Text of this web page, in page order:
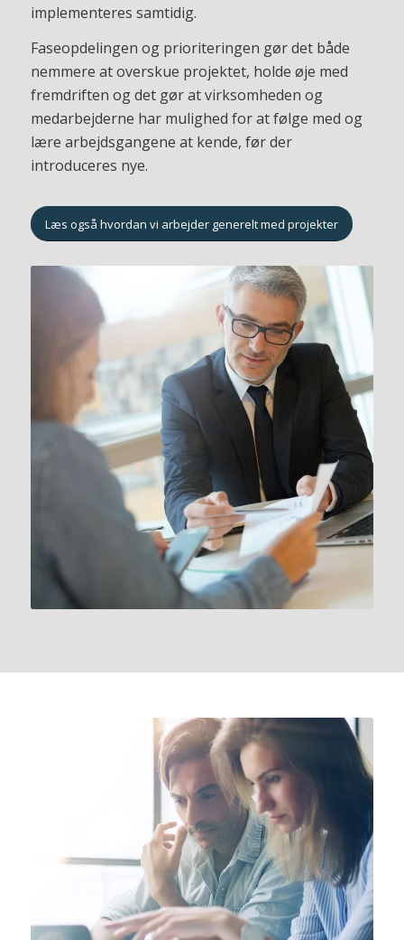
implementeres samtidig.
Faseopdelingen og prioriteringen gør det både
nemmere at overskue projektet, holde øje med
fremdriften og det gør at virksomheden og
medarbejderne har mulighed for at følge med og
lære arbejdsgangene at kende, før der
introduceres nye.
Læs også hvordan vi arbejder generelt med projekter